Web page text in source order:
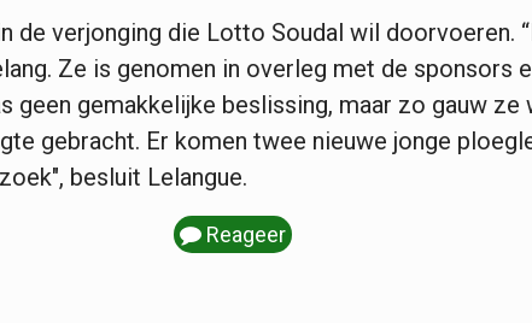
de verjonging die Lotto Soudal wil doorvoeren.
Ze is genomen in overleg met de sponsors
geen gemakkelijke beslissing, maar zo gauw ze
gebracht. Er komen twee nieuwe jonge
besluit Lelangue.
Reageer